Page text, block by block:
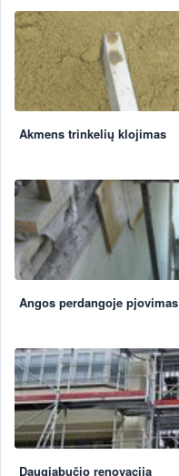
Akmens trinkelių klojimas
Angos perdangoje pjovimas
Daugiabučio renovacija